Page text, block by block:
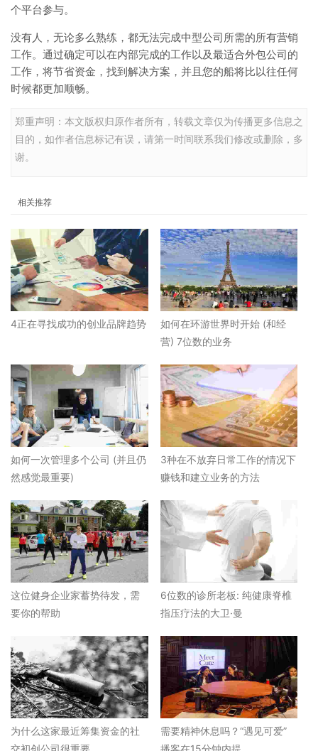
个平台参与。
没有人，无论多么熟练，都无法完成中型公司所需的所有营销
工作。通过确定可以在内部完成的工作以及最适合外包公司的
工作，将节省资金，找到解决方案，并且您的船将比以往任何
时候都更加顺畅。
郑重声明：本文版权归原作者所有，转载文章仅为传播更多信息之
目的，如作者信息标记有误，请第一时间联系我们修改或删除，多
谢。
相关推荐
4正在寻找成功的创业品牌趋势
如何在环游世界时开始 (和经
营) 7位数的业务
如何一次管理多个公司 (并且仍
然感觉最重要)
3种在不放弃日常工作的情况下
赚钱和建立业务的方法
这位健身企业家蓄势待发，需
要你的帮助
6位数的诊所老板: 纯健康脊椎
指压疗法的大卫·曼
为什么这家最近筹集资金的社
交初创公司很重要
需要精神休息吗？“遇见可爱”
播客在15分钟内提